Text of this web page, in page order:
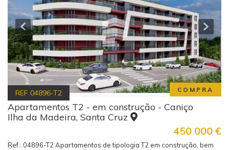
COMPRA
REF 04896-T2
Apartamentos T2 - em construção - Caniço
Ilha da Madeira, Santa Cruz
450 000 €
Ref.: 04896-T2 Apartamentos de tipologia T2 em construção, bem